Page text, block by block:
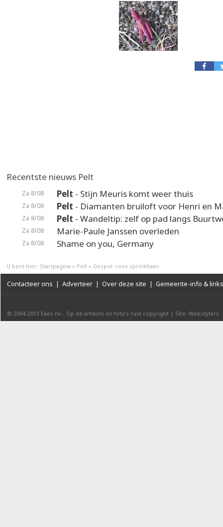
Recentste nieuws Pelt
Za 8/08 Pelt - Stijn Meuris komt weer thuis
Za 8/08 Pelt - Diamanten bruiloft voor Henri en
Za 8/08 Pelt - Wandeltip: zelf op pad langs
Za 8/08 Marie-Paule Janssen overleden
Za 8/08 Shame on you, Germany
U bent hier: Startpagina » Pelt » Gespot: roze sprinkhaan
Contacteer ons | Adverteer | Over deze site | Gemeente-info & links
© 2004-2013 Faes nv - Op de artikels en foto’s rust copyright | Site: Webstylers